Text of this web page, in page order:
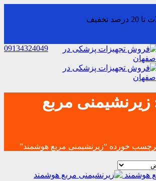
تخفیف
09134324049
زیرنشیمنی مربع
خورده “زیرنشیمنی مربع هوشمند”